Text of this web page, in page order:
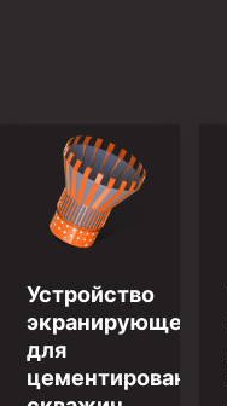
Устройство
экранирующее
для
цементирования